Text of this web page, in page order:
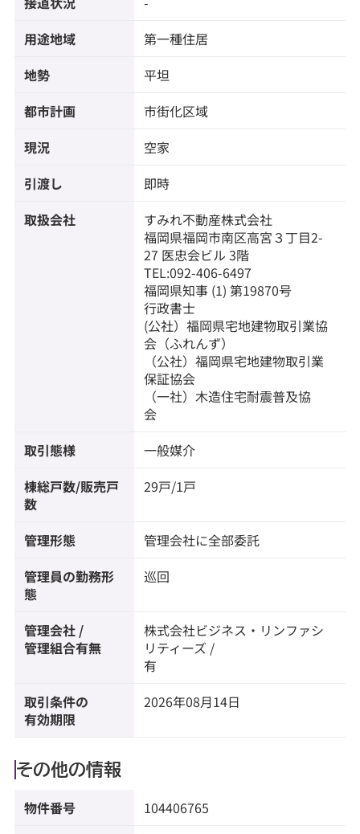
用途地域 第一種住居
地勢 平坦
都市計画 市街化区域
現況 空家
引渡し 即時
取扱会社
すみれ不動産株式会社
福岡県福岡市南区高宮３丁目2-
27 医忠会ビル 3階
TEL:092-406-6497
福岡県知事 (1) 第19870号
行政書士
(公社）福岡県宅地建物取引業協
会（ふれんず）
（公社）福岡県宅地建物取引業
保証協会
（一社）木造住宅耐震普及協
会
取引態様 一般媒介
棟総戸数/販売戸
数
29戸/1戸
管理形態 管理会社に全部委託
管理員の勤務形
態
巡回
管理会社 /
管理組合有無
株式会社ビジネス・リンファシ
リティーズ /
有
取引条件の
有効期限
2026年08月14日
その他の情報
物件番号 104406765